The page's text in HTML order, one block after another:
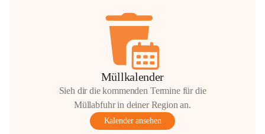
Müllkalender
Sieh dir die kommenden Termine für die
Müllabfuhr in deiner Region an.
Kalender ansehen